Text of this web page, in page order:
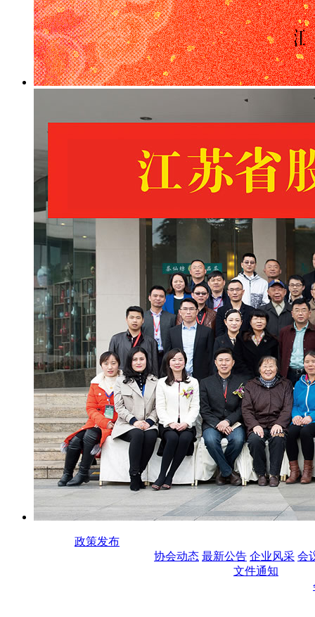
政策发布
协会动态 最新公告 企业风采 会
文件通知